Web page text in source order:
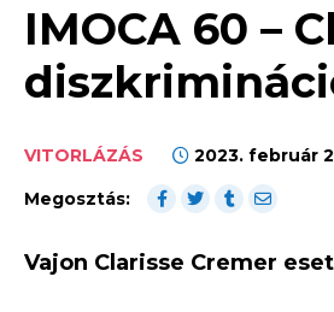
IMOCA 60 –
VITORLÁZÁS 2023. február
Megosztás:
Vajon Clarisse Cremer